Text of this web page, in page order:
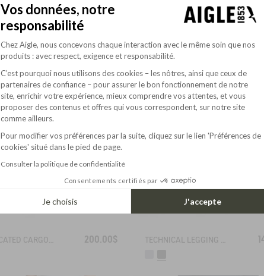
ELASTICATED CARGO PANTS UVC DRY FAST TEXTILE® 200.00$ TECHNICAL LEGGING UVC DRY FAST TEXTILE®
Vos données, notre
responsabilité
Plateforme de Gestion du Consentement :
Chez Aigle, nous concevons chaque interaction avec le même soin que nos
produits : avec respect, exigence et responsabilité.
C’est pourquoi nous utilisons des cookies – les nôtres, ainsi que ceux de
partenaires de confiance – pour assurer le bon fonctionnement de notre
site, enrichir votre expérience, mieux comprendre vos attentes, et vous
proposer des contenus et offres qui vous correspondent, sur notre site
comme ailleurs.
Pour modifier vos préférences par la suite, cliquez sur le lien 'Préférences de
cookies' situé dans le pied de page.
Consulter la politique de confidentialité
Consentements certifiés par
Je choisis J'accepte
Axeptio consent